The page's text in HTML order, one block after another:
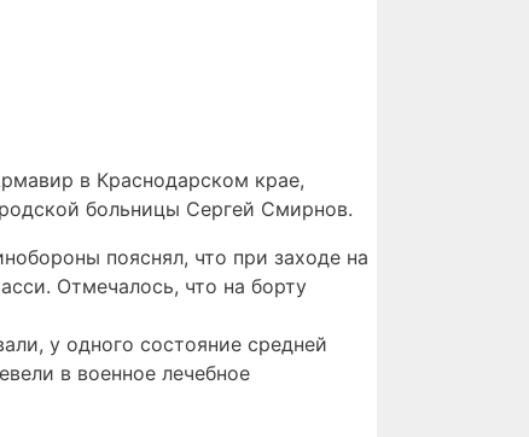
в Краснодарском крае,
больницы Сергей Смирнов.
пояснял, что при заходе на
Отмечалось, что на борту
у одного состояние средней
в военное лечебное